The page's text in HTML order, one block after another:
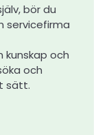
bör du
servicefirma
kunskap och
och
sätt.